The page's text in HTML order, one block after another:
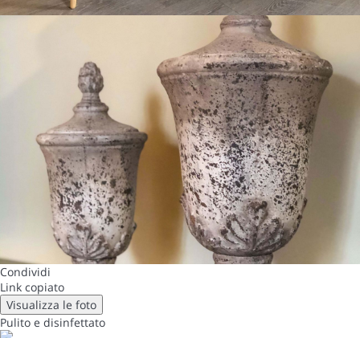
Condividi
Link copiato
Visualizza le foto
Pulito e disinfettato